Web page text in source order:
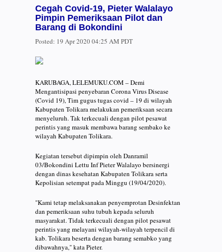
Cegah Covid-19, Pieter Walalayo
Pimpin Pemeriksaan Pilot dan
Barang di Bokondini
Posted: 19 Apr 2020 04:25 AM PDT
KARUBAGA, LELEMUKU.COM – Demi
Mengantisipasi penyebaran Corona Virus Disease
(Covid 19), Tim gugus tugas covid – 19 di wilayah
Kabupaten Tolikara melakukan pemeriksaan secara
menyeluruh. Tak terkecuali dengan pilot pesawat
perintis yang masuk membawa barang sembako ke
wilayah Kabupaten Tolikara.
Kegiatan tersebut dipimpin oleh Danramil
03/Bokondini Lettu Inf Pieter Walalayo bersinergi
dengan dinas kesehatan Kabupaten Tolikara serta
Kepolisian setempat pada Minggu (19/04/2020).
"Kami tetap melaksanakan penyemprotan Desinfektan
dan pemeriksaan suhu tubuh kepada seluruh
masyarakat. Tidak terkecuali dengan pilot pesawat
perintis yang melayani wilayah-wilayah terpencil di
kab. Tolikara beserta dengan barang semabko yang
dibawahnya," kata Pieter.